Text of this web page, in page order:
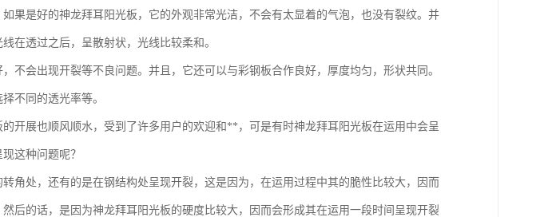
果是好的神龙拜耳阳光板，它的外观非常光洁，不会有太显着的气泡，也没有裂纹。并
在透过之后，呈散射状，光线比较柔和。
不会出现开裂等不良问题。并且，它还可以与彩钢板合作良好，厚度均匀，形状共同。
不同的透光率等。
开展也顺风顺水，受到了许多用户的欢迎和**，可是有时神龙拜耳阳光板在运用中会呈
这种问题呢？
角处，还有的是在钢结构处呈现开裂，这是因为，在运用过程中其的脆性比较大，因而
后的话，是因为神龙拜耳阳光板的硬度比较大，因而会形成其在运用一段时间呈现开裂